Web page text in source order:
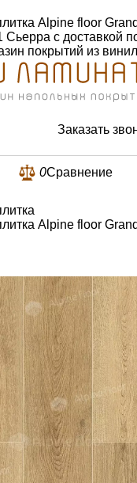
Alpine floor Grand
Сьерра с доставкой
покрытий из
Заказать
0Сравнение
Alpine floor